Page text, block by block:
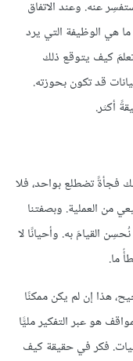
عنه. وعند الاتفاق
هي الوظيفة التي يرد
كيف يتوقع ذلك
قد تكون بحوزته.
أكثر.
فجأةً تضطلع بواحد، فلا
من العملية. وبصفتنا
القيامَ به. وأحيانًا لا
ما.
هذا إن لم يكن ممكنًا
هو عبر التفكير مليًّا
فكر في حقيقة كيف